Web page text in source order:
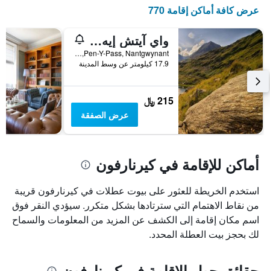
الذي
أيام
الأسبوع.
يتضمن
المخطط
التالي
1
محور
Y
الذي
سعر
غرفة
عرض كافة أماكن إقامة 770
واي آيتش إيه سنودون بين-يي-باس - هوستل
Pen-Y-Pass, Nantgwynant, كيرنارفون, المملكة المتحدة
17.9 كيلومتر عن وسط المدينة
215 ﷼
عرض الصفقة
أماكن للإقامة في كيرنارفون
استخدم الخريطة للعثور على بيوت عطلات في كيرنارفون قريبة
من نقاط الاهتمام التي سترتادها بشكل متكرر. سيؤدي النقر فوق
اسم مكان إقامة إلى الكشف عن المزيد من المعلومات والسماح
لك بحجز بيت العطلة المحدد.